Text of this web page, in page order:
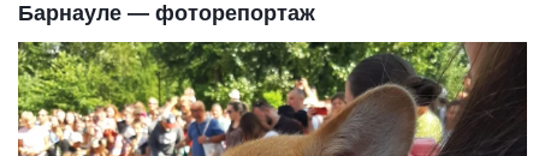
Барнауле — фоторепортаж